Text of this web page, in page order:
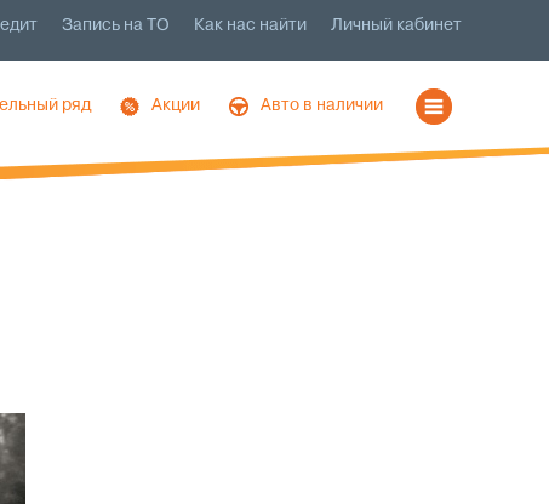
Личный кабинет
Как нас найти
Запись на ТО
Авто в наличии
Акции
ряд